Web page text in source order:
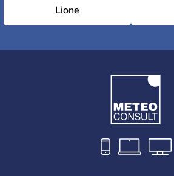
Lione